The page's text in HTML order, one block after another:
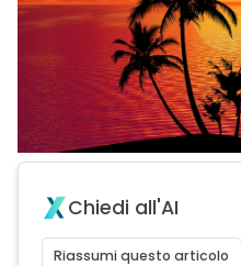
Chiedi all'AI
Riassumi questo articolo